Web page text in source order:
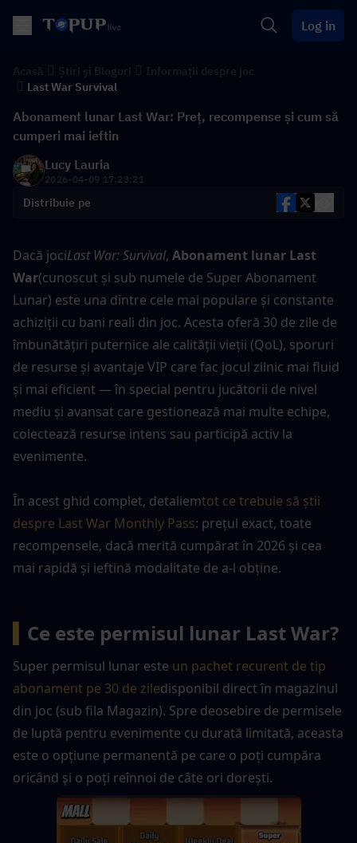
Log in
Last War Survival
Abonament lunar Last War: Preț, recompense și cum să
cumperi mai ieftin
Lucy Lauria
2026-04-09 17:23:21
Distribuie pe
Dacă jociLast War: Survival, Abonament lunar Last
War(cunoscut și sub numele de Super Abonament
Lunar) este una dintre cele mai populare și constante
achiziții cu bani reali din joc. Acesta oferă 30 de zile de
îmbunătățiri puternice ale calității vieții (QoL), sporuri
de resurse și avantaje VIP care fac jocul zilnic mai fluid
și mai eficient — în special pentru jucătorii de nivel
mediu și avansat care gestionează mai multe echipe,
colectează resurse intens sau participă activ la
evenimente.
În acest ghid complet, detaliemtot ce trebuie să știi
despre Last War Monthly Pass: prețul exact, toate
recompensele, dacă merită cumpărat în 2026 și cea
mai rapidă și ieftină modalitate de a-l obține.
Ce este permisul lunar Last War?
Super permisul lunar este un pachet recurent de tip
abonament pe 30 de ziledisponibil direct în magazinul
din joc (sub fila Magazin). Spre deosebire de permisele
de luptă pentru evenimente cu durată limitată, aceasta
este o opțiune permanentă pe care o poți cumpăra
oricând și o poți reînnoi de câte ori dorești.